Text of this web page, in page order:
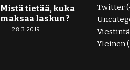
Mistä tietää, kuka
maksaa laskun?
28.3.2019
Twitter
Viestintä
Yleinen